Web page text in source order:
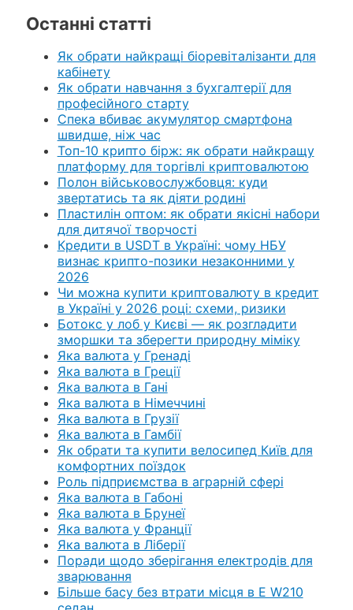
Останні статті
Як обрати найкращі біоревіталізанти для
кабінету
Як обрати навчання з бухгалтерії для
професійного старту
Спека вбиває акумулятор смартфона
швидше, ніж час
Топ-10 крипто бірж: як обрати найкращу
платформу для торгівлі криптовалютою
Полон військовослужбовця: куди
звертатись та як діяти родині
Пластилін оптом: як обрати якісні набори
для дитячої творчості
Кредити в USDT в Україні: чому НБУ
визнає крипто-позики незаконними у
2026
Чи можна купити криптовалюту в кредит
в Україні у 2026 році: схеми, ризики
Ботокс у лоб у Києві — як розгладити
зморшки та зберегти природну міміку
Яка валюта у Гренаді
Яка валюта в Греції
Яка валюта в Гані
Яка валюта в Німеччині
Яка валюта в Грузії
Яка валюта в Гамбії
Як обрати та купити велосипед Київ для
комфортних поїздок
Роль підприємства в аграрній сфері
Яка валюта в Габоні
Яка валюта в Брунеї
Яка валюта у Франції
Яка валюта в Ліберії
Поради щодо зберігання електродів для
зварювання
Більше басу без втрати місця в E W210